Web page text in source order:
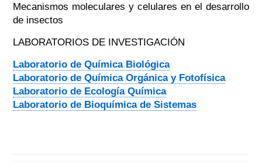
Mecanismos moleculares y celulares en el desarrollo
de insectos
LABORATORIOS DE INVESTIGACIÓN
Laboratorio de Química Biológica
Laboratorio de Química Orgánica y Fotofísica
Laboratorio de Ecología Química
Laboratorio de Bioquímica de Sistemas